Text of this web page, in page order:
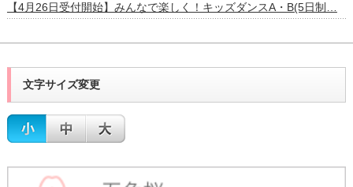
【4月26日受付開始】みんなで楽しく！キッズダンスA・B(5日制…
文字サイズ変更